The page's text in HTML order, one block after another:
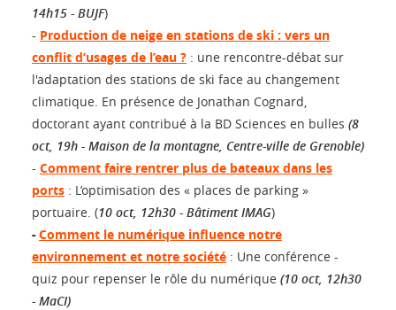
14h15 - BUJF)
- Production de neige en stations de ski : vers un
conflit d’usages de l’eau ? : une rencontre-débat sur
l'adaptation des stations de ski face au changement
climatique. En présence de Jonathan Cognard,
doctorant ayant contribué à la BD Sciences en bulles (8
oct, 19h - Maison de la montagne, Centre-ville de Grenoble)
- Comment faire rentrer plus de bateaux dans les
ports : L’optimisation des « places de parking »
portuaire. (10 oct, 12h30 - Bâtiment IMAG)
-Comment le numérique influence notre
environnement et notre société : Une conférence -
quiz pour repenser le rôle du numérique (10 oct, 12h30
- MaCI)